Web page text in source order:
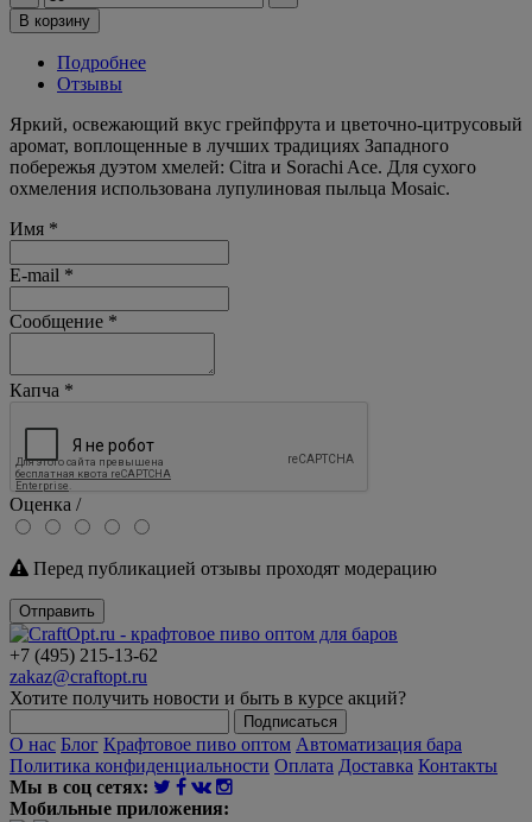
В корзину
Подробнее
Отзывы
Яркий, освежающий вкус грейпфрута и цветочно-цитрусовый
аромат, воплощенные в лучших традициях Западного
побережья дуэтом хмелей: Citra и Sorachi Ace. Для сухого
охмеления использована лупулиновая пыльца Mosaic.
Имя *
E-mail *
Сообщение *
Капча *
Оценка /
Перед публикацией отзывы проходят модерацию
Отправить
+7 (495) 215-13-62
zakaz@craftopt.ru
Хотите получить новости и быть в курсе акций?
Подписаться
О нас Блог Крафтовое пиво оптом Автоматизация бара
Политика конфиденциальности Оплата Доставка Контакты
Мы в соц сетях:
Мобильные приложения: